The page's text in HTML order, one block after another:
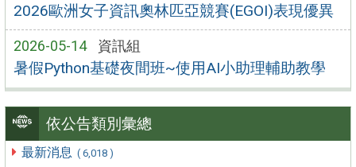
2026歐洲女子資訊奧林匹亞競賽(EGOI)表現優異
2026-05-14 資訊組
暑假Python基礎夜間班~使用AI小助理輔助教學
依公告類別彙總
最新消息 ( 6,018 )